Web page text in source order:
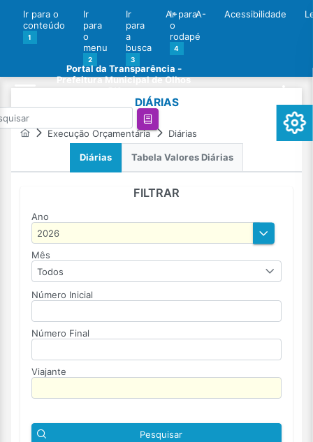
Ir para o
conteúdo
1
Ir
para
o
menu
2
Ir
para
a
busca
3
Ir para
o
rodapé
4
A+ A- Acessibilidade
Portal da Transparência -
Prefeitura Municipal de Olhos
DIÁRIAS
Execução Orçamentária Diárias
Diárias Tabela Valores Diárias
FILTRAR
Ano
Mês
Todos
Número Inicial
Número Final
Viajante
Pesquisar